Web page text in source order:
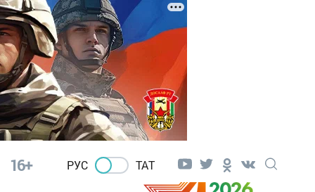
16+ РУС ТАТ